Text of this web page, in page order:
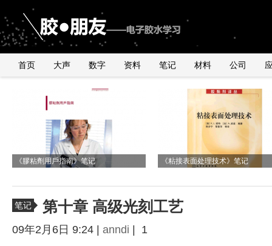
首页 大声 数字 资料 笔记 材料 公司
与UNDERFILL世界级高手交流有感
由2011年全球手机销量数据臆测
UNDERFILL的用量
《2010年银粉与浆料产品行业研讨会》
有感
国内外导电银粉、银浆、导电胶
况
《膠粘劑用戶指南》笔记 《粘接表面处理技术》笔记
笔记 第十章 高级光刻工艺
09年2月6日 9:24 | anndi | 1